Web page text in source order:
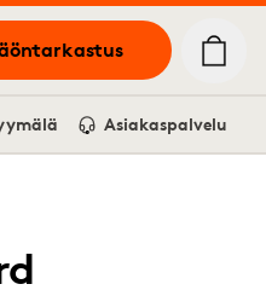
Asiakaspalvelu